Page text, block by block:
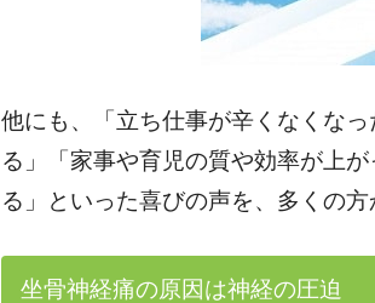
他にも、「立ち仕事が辛くなくな
る」「家事や育児の質や効率が上
る」といった喜びの声を、多くの方
坐骨神経痛の原因は神経の圧迫